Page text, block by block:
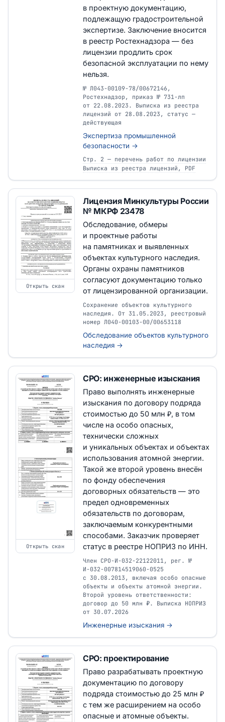
в проектную документацию,
подлежащую градостроительной
экспертизе. Заключение вносится
в реестр Ростехнадзора — без
лицензии продлить срок
безопасной эксплуатации по нему
нельзя.
№ Л043-00109-78/00672146,
Ростехнадзор, приказ № 731-лп
от 22.08.2023. Выписка из реестра
лицензий от 28.08.2023, статус —
действующая
Экспертиза промышленной
безопасности →
Стр. 2 — перечень работ по лицензии
Выписка из реестра лицензий, PDF
Открыть скан
Лицензия Минкультуры России
№ МКРФ 23478
Обследование, обмеры
и проектные работы
на памятниках и выявленных
объектах культурного наследия.
Органы охраны памятников
согласуют документацию только
от лицензированной организации.
Сохранение объектов культурного
наследия. От 31.05.2023, реестровый
номер Л040-00103-00/00653118
Обследование объектов культурного
наследия →
Открыть скан
СРО: инженерные изыскания
Право выполнять инженерные
изыскания по договору подряда
стоимостью до 50 млн ₽, в том
числе на особо опасных,
технически сложных
и уникальных объектах и объектах
использования атомной энергии.
Такой же второй уровень внесён
по фонду обеспечения
договорных обязательств — это
предел одновременных
обязательств по договорам,
заключаемым конкурентными
способами. Заказчик проверяет
статус в реестре НОПРИЗ по ИНН.
Член СРО-И-032-22122011, рег. №
И-032-007814519060-0525
с 30.08.2013, включая особо опасные
объекты и объекты атомной энергии.
Второй уровень ответственности:
договор до 50 млн ₽. Выписка НОПРИЗ
от 30.07.2026
Инженерные изыскания →
СРО: проектирование
Право разрабатывать проектную
документацию по договору
подряда стоимостью до 25 млн ₽
с тем же расширением на особо
опасные и атомные объекты.